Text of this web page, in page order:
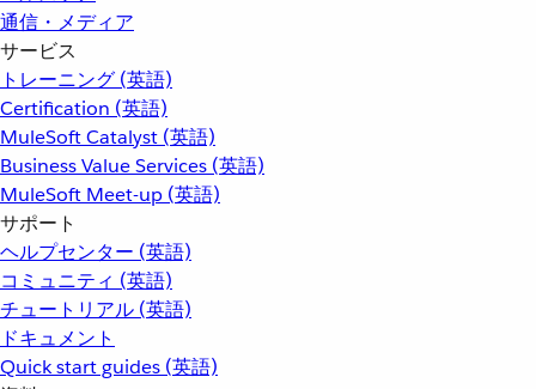
通信・メディア
サービス
トレーニング (英語)
Certification (英語)
MuleSoft Catalyst (英語)
Business Value Services (英語)
MuleSoft Meet-up (英語)
サポート
ヘルプセンター (英語)
コミュニティ (英語)
チュートリアル (英語)
ドキュメント
Quick start guides (英語)